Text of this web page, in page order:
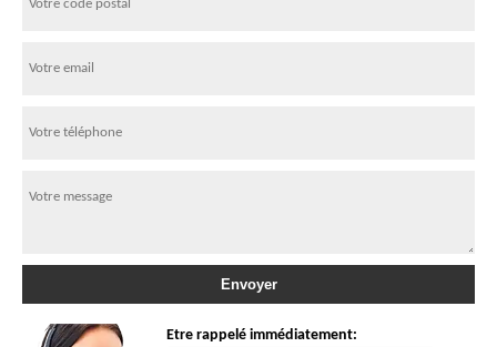
Etre rappelé immédiatement: